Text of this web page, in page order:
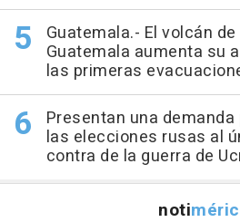
Guatemala.- El volcán
Guatemala aumenta su
las primeras
Presentan una
las elecciones rusas al
contra de la guerra de
noti